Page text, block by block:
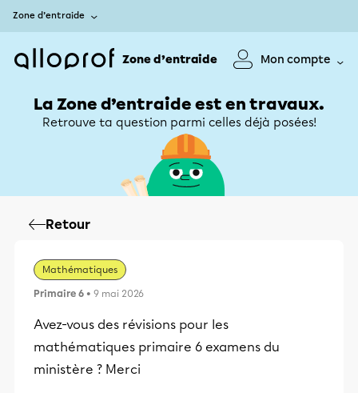
Zone d’entraide
Zone d’entraide Mon compte
La Zone d’entraide est en travaux.
Retrouve ta question parmi celles déjà posées!
Retour
Mathématiques
Primaire 6 • 9 mai 2026
Avez-vous des révisions pour les
mathématiques primaire 6 examens du
ministère ? Merci